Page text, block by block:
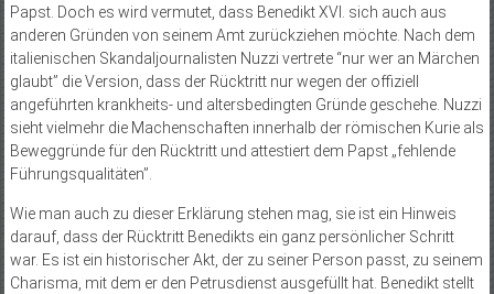
Papst. Doch es wird vermutet, dass Benedikt XVI. sich auch aus
anderen Gründen von seinem Amt zurückziehen möchte. Nach dem
italienischen Skandaljournalisten Nuzzi vertrete “nur wer an Märchen
glaubt” die Version, dass der Rücktritt nur wegen der offiziell
angeführten krankheits- und altersbedingten Gründe geschehe. Nuzzi
sieht vielmehr die Machenschaften innerhalb der römischen Kurie als
Beweggründe für den Rücktritt und attestiert dem Papst „fehlende
Führungsqualitäten”.
Wie man auch zu dieser Erklärung stehen mag, sie ist ein Hinweis
darauf, dass der Rücktritt Benedikts ein ganz persönlicher Schritt
war. Es ist ein historischer Akt, der zu seiner Person passt, zu seinem
Charisma, mit dem er den Petrusdienst ausgefüllt hat. Benedikt stellt